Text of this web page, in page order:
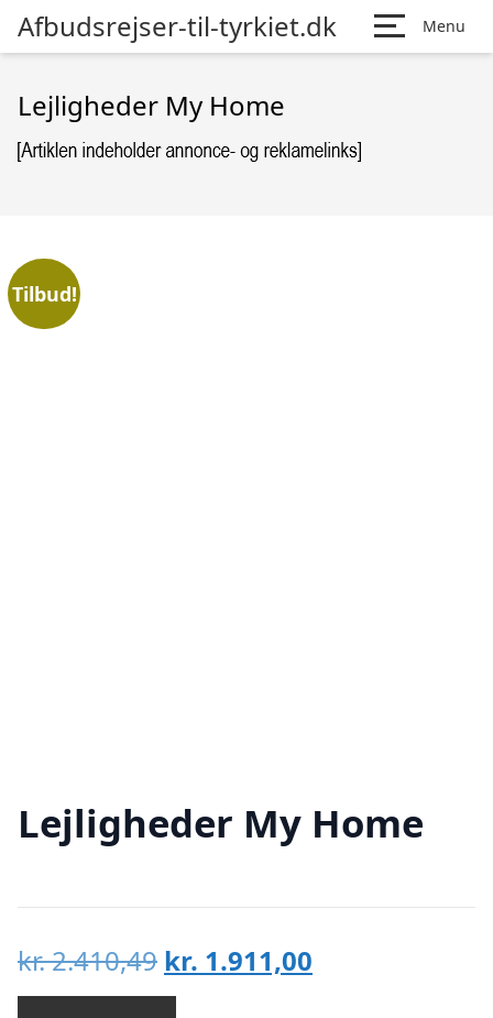
Afbudsrejser-til-tyrkiet.dk Menu
Lejligheder My Home
Tilbud!
Lejligheder My Home
kr.2.410,49 Den
oprindelige
kr. 1.911,00